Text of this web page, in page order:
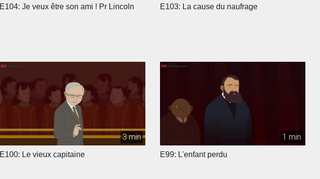
E104: Je veux être son ami ! Pr Lincoln E103: La cause du naufrage
3 min
E100: Le vieux capitaine
1 min
E99: L'enfant perdu